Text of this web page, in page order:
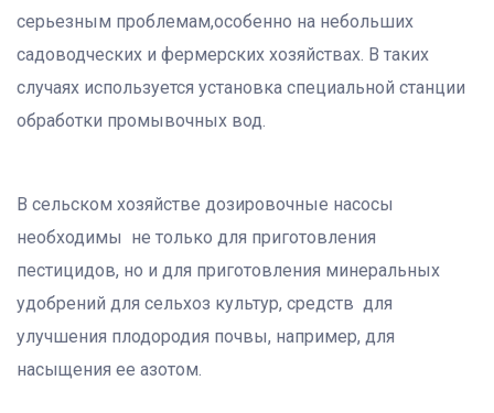
серьезным проблемам,особенно на небольших
садоводческих и фермерских хозяйствах. В таких
случаях используется установка специальной станции
обработки промывочных вод.
В сельском хозяйстве дозировочные насосы
необходимы не только для приготовления
пестицидов, но и для приготовления минеральных
удобрений для сельхоз культур, средств для
улучшения плодородия почвы, например, для
насыщения ее азотом.